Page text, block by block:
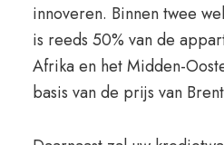
innoveren. Binnen twee
is reeds 50% van de
Afrika en het Midden-
basis van de prijs van